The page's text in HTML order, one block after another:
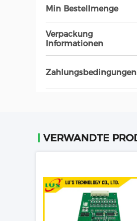
Min Bestellmenge
Verpackung
Informationen
Zahlungsbedingungen